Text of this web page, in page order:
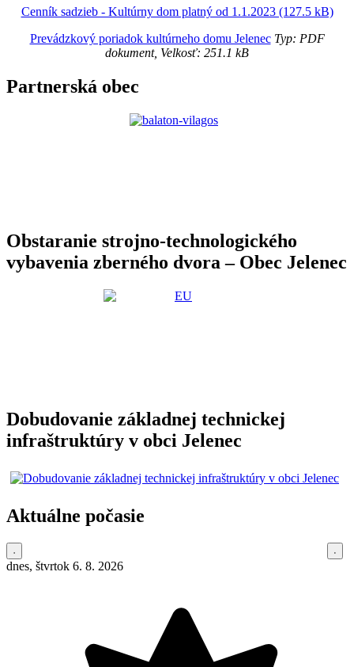
Cenník sadzieb - Kultúrny dom platný od 1.1.2023 (127.5 kB)
Prevádzkový poriadok kultúrneho domu JelenecTyp: PDF
dokument, Velkosť: 251.1 kB
Partnerská obec
Obstaranie strojno-technologického
vybavenia zberného dvora – Obec Jelenec
Dobudovanie základnej technickej
infraštruktúry v obci Jelenec
Aktuálne počasie
dnes, štvrtok 6. 8. 2026